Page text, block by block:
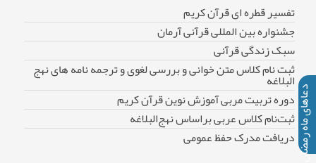
دعاهای ماه رمضان
تفسیر قطره ای قرآن کریم
جشنواره بین المللی قرآنی آرمان
سبک زندگی قرآنی
ثبت نام کلاس متن خوانی و بررسی لغوی و ترجمه نامه های نهج
البلاغه
دوره تربیت مربی آموزش نوین قرآن کریم
ثبت‌نام کلاس عربی براساس نهج‌البلاغه
دریافت مدرک حفظ عمومی